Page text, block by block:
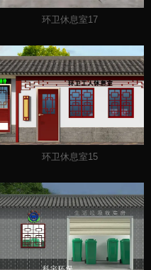
环卫休息室17
环卫休息室15